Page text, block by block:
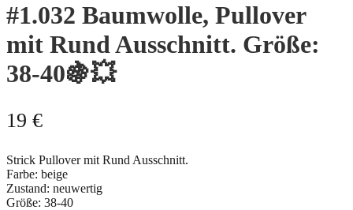
#1.032 Baumwolle, Pullover
mit Rund Ausschnitt. Größe:
38-40🍇💥
19 €
Strick Pullover mit Rund Ausschnitt.
Farbe: beige
Zustand: neuwertig
Größe: 38-40